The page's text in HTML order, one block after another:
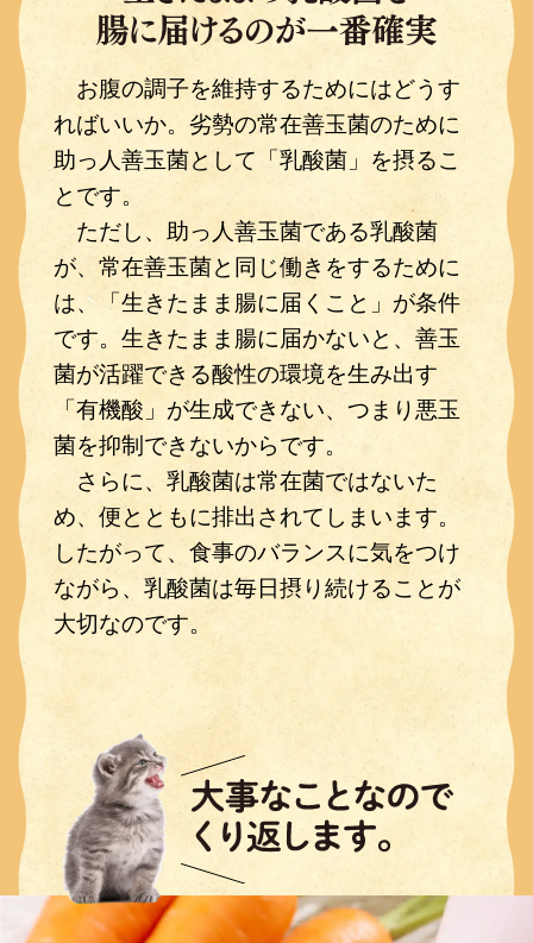
お腹の調子を維持するためにはどうす
ればいいか。劣勢の常在善玉菌のために
助っ人善玉菌として「乳酸菌」を摂るこ
とです。
ただし、助っ人善玉菌である乳酸菌
が、常在善玉菌と同じ働きをするために
は、「生きたまま腸に届くこと」が条件
です。生きたまま腸に届かないと、善玉
菌が活躍できる酸性の環境を生み出す
「有機酸」が生成できない、つまり悪玉
菌を抑制できないからです。
さらに、乳酸菌は常在菌ではないた
め、便とともに排出されてしまいます。
したがって、食事のバランスに気をつけ
ながら、乳酸菌は毎日摂り続けることが
大切なのです。